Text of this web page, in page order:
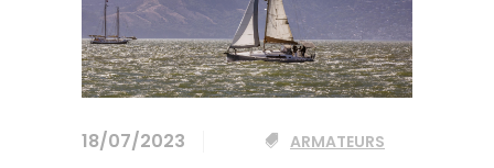
18/07/2023 ARMATEURS